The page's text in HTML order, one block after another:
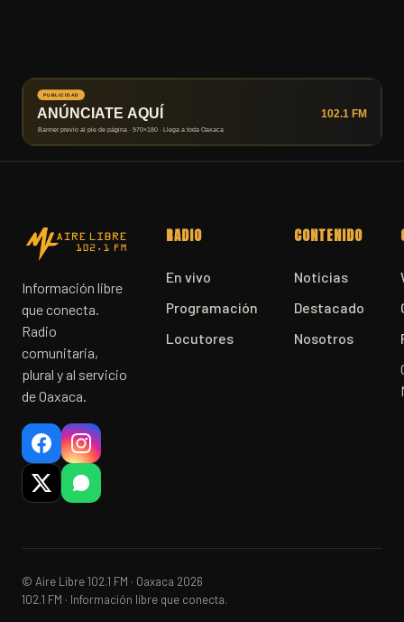
Información libre
que conecta.
Radio
comunitaria,
plural y al servicio
de Oaxaca.
RADIO
En vivo
Programación
Locutores
CONTENIDO
Noticias
Destacado
Nosotros
© Aire Libre 102.1 FM · Oaxaca 2026
102.1 FM · Información libre que conecta.